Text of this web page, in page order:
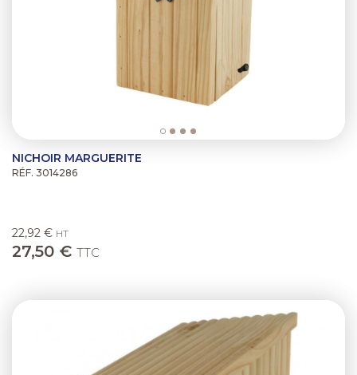
NICHOIR MARGUERITE
RÉF. 3014286
22,92 € HT
27,50 € TTC